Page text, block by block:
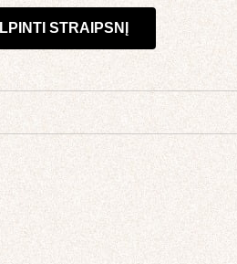
STRAIPSNĮ